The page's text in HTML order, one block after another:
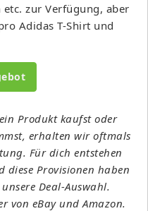
zur Verfügung, aber
Adidas T-Shirt und
Produkt kaufst oder
erhalten wir oftmals
Für dich entstehen
diese Provisionen haben
Deal-Auswahl.
von eBay und Amazon.